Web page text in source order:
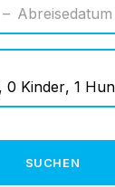
– Abreisedatum
, 0 Kinder, 1
SUCHEN